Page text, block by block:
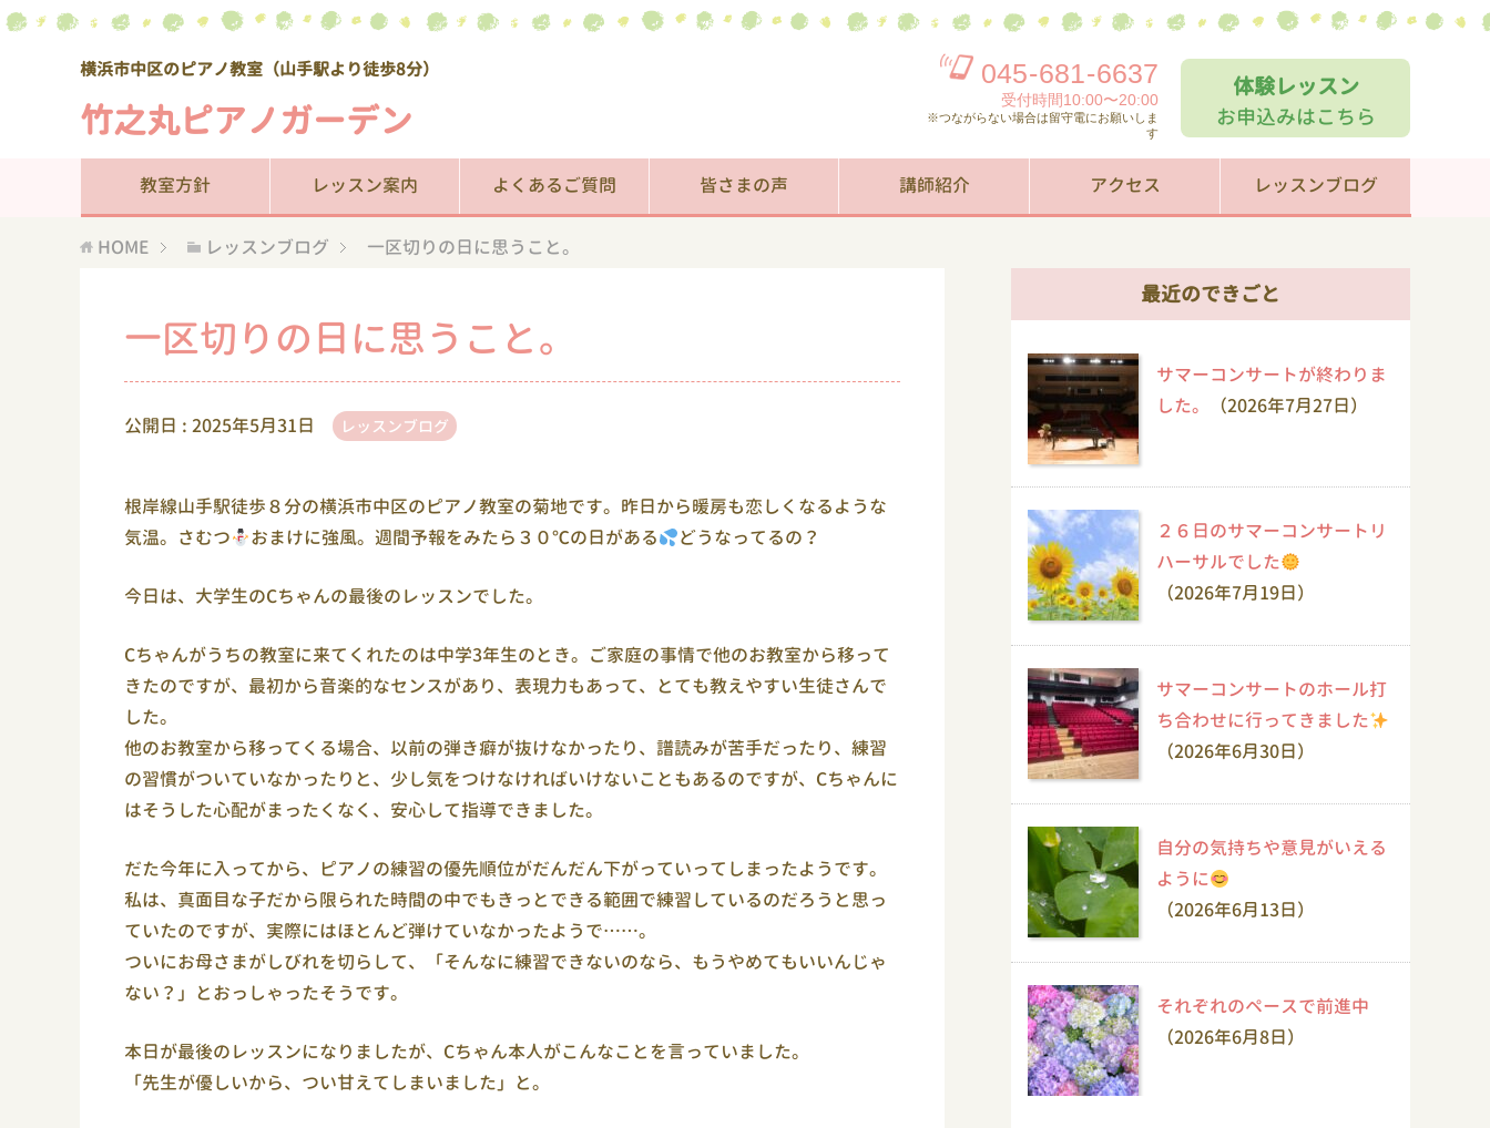
横浜市中区のピアノ教室（山手駅より徒歩8分）
竹之丸ピアノガーデン
045-681-6637
受付時間10:00〜20:00
※つながらない場合は留守電にお願いしま
す
体験レッスン
お申込みはこちら
教室方針 レッスン案内 よくあるご質問 皆さまの声 講師紹介 アクセス レッスンブログ
HOME レッスンブログ 一区切りの日に思うこと。
一区切りの日に思うこと。
公開日 : 2025年5月31日 レッスンブログ
根岸線山手駅徒歩８分の横浜市中区のピアノ教室の菊地です。昨日から暖房も恋しくなるような
気温。さむつ
おまけに強風。週間予報をみたら３０℃の日がある どうなってるの？
今日は、大学生のCちゃんの最後のレッスンでした。
Cちゃんがうちの教室に来てくれたのは中学3年生のとき。ご家庭の事情で他のお教室から移って
きたのですが、最初から音楽的なセンスがあり、表現力もあって、とても教えやすい生徒さんで
した。
他のお教室から移ってくる場合、以前の弾き癖が抜けなかったり、譜読みが苦手だったり、練習
の習慣がついていなかったりと、少し気をつけなければいけないこともあるのですが、Cちゃんに
はそうした心配がまったくなく、安心して指導できました。
だた今年に入ってから、ピアノの練習の優先順位がだんだん下がっていってしまったようです。
私は、真面目な子だから限られた時間の中でもきっとできる範囲で練習しているのだろうと思っ
ていたのですが、実際にはほとんど弾けていなかったようで……。
ついにお母さまがしびれを切らして、「そんなに練習できないのなら、もうやめてもいいんじゃ
ない？」とおっしゃったそうです。
本日が最後のレッスンになりましたが、Cちゃん本人がこんなことを言っていました。
「先生が優しいから、つい甘えてしまいました」と。
最近のできごと
サマーコンサートが終わりま
した。
（2026年7月27日）
２６日のサマーコンサートリ
ハーサルでした
（2026年7月19日）
サマーコンサートのホール打
ち合わせに行ってきました
（2026年6月30日）
自分の気持ちや意見がいえる
ように
（2026年6月13日）
それぞれのペースで前進中
（2026年6月8日）